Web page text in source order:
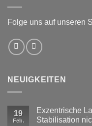
Folge uns auf unseren
NEUIGKEITEN
19
Feb.
Exzentrische
Stabilisation